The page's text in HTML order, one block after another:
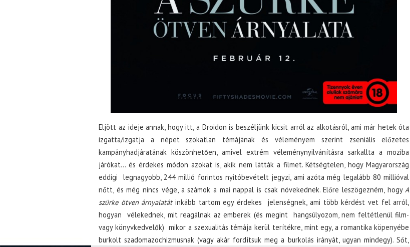
Eljött az ideje annak, hogy itt, a Droidon is beszéljünk kicsit arról az alkotásról, ami már hetek óta
izgatta/izgatja a népet szokatlan témájának és véleményem szerint zseniális előzetes
kampányhadjáratának köszönhetően, amivel extrém véleménynyilvánításra sarkallta a moziba
járókat… és érdekes módon azokat is, akik nem látták a filmet. Kétségtelen, hogy Magyarország
eddigi legnagyobb, 244 millió forintos nyitóbevételt jegyzi, ami azóta még legalább 80 millióval
nőtt, és még nincs vége, a számok a mai nappal is csak növekednek. Előre leszögezném, hogyA
szürke ötven árnyalatátinkább tartom egy érdekes jelenségnek, ami több kérdést vet fel arról,
hogyan vélekednek, mit reagálnak az emberek (és megint hangsúlyozom, nem feltétlenül film-
vagy könyvkedvelők) mikor a szexualitás témája kerül terítékre, mint egy, a romantika köpenyébe
burkolt szadomazochizmusnak (vagy akár fordítsuk meg a burkolás irányát, ugyan mindegy). Sőt,